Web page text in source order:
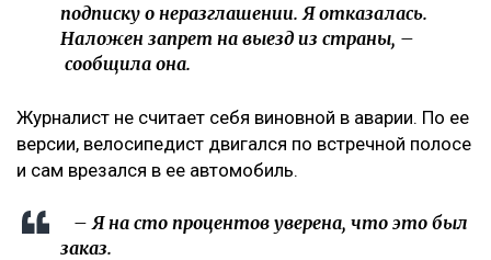
подписку о неразглашении. Я отказалась.
Наложен запрет на выезд из страны, –
сообщила она.
Журналист не считает себя виновной в аварии. По ее
версии, велосипедист двигался по встречной полосе
и сам врезался в ее автомобиль.
– Я на сто процентов уверена, что это был
заказ.